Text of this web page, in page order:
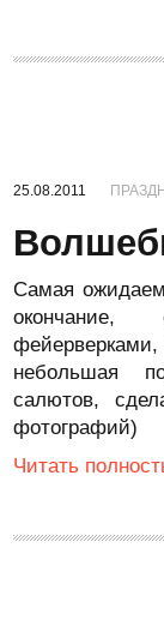
25.08.2011
Самая
окончание,
небольшая
салютов,
фотографий)
Читать